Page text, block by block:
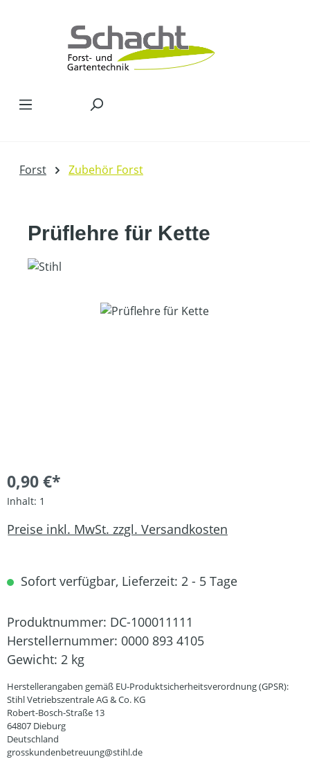
Forst Zubehör Forst
Prüflehre für Kette
Bildergalerie überspringen
0,90 €*
Inhalt: 1
Preise inkl. MwSt. zzgl. Versandkosten
Sofort verfügbar, Lieferzeit: 2 - 5 Tage
Produktnummer: DC-100011111
Herstellernummer: 0000 893 4105
Gewicht: 2 kg
Herstellerangaben gemäß EU-Produktsicherheitsverordnung (GPSR):
Stihl Vetriebszentrale AG & Co. KG
Robert-Bosch-Straße 13
64807 Dieburg
Deutschland
grosskundenbetreuung@stihl.de